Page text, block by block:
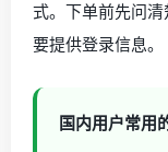
式。下单前先问
要提供登录信息。
国内用户常用